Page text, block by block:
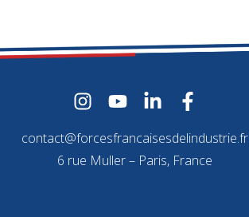
contact@forcesfrancaisesdelindustrie.fr
6 rue Muller – Paris, France